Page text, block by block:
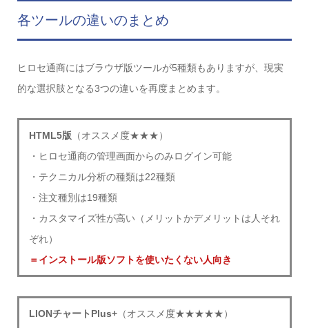
各ツールの違いのまとめ
ヒロセ通商にはブラウザ版ツールが5種類もありますが、現実
的な選択肢となる3つの違いを再度まとめます。
HTML5版 （オススメ度★★★）
・ヒロセ通商の管理画面からのみログイン可能
・テクニカル分析の種類は22種類
・注文種別は19種類
・カスタマイズ性が高い（メリットかデメリットは人それ
ぞれ）
＝インストール版ソフトを使いたくない人向き
LIONチャートPlus+（オススメ度★★★★★）